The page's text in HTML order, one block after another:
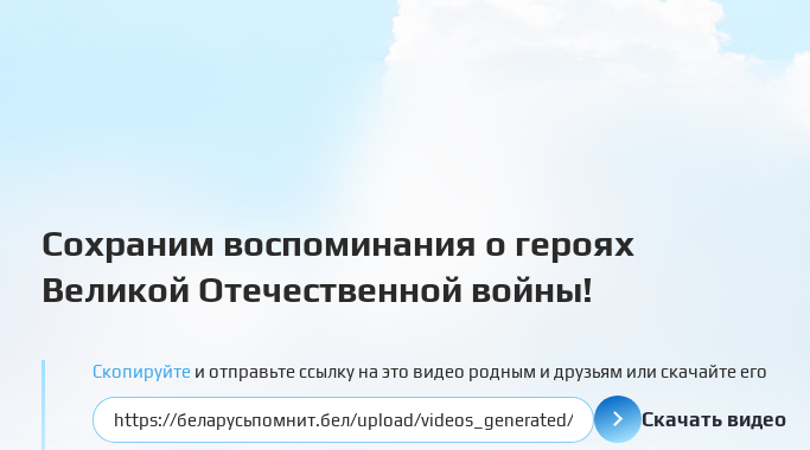
Сохраним воспоминания о героях
Великой Отечественной войны!
Скопируйте и отправьте ссылку на это видео родным и друзьям или скачайте его
Скачать видео